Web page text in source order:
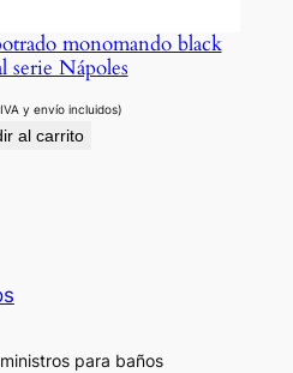
monomando black
serie Nápoles
y envío incluidos)
al carrito
para baños